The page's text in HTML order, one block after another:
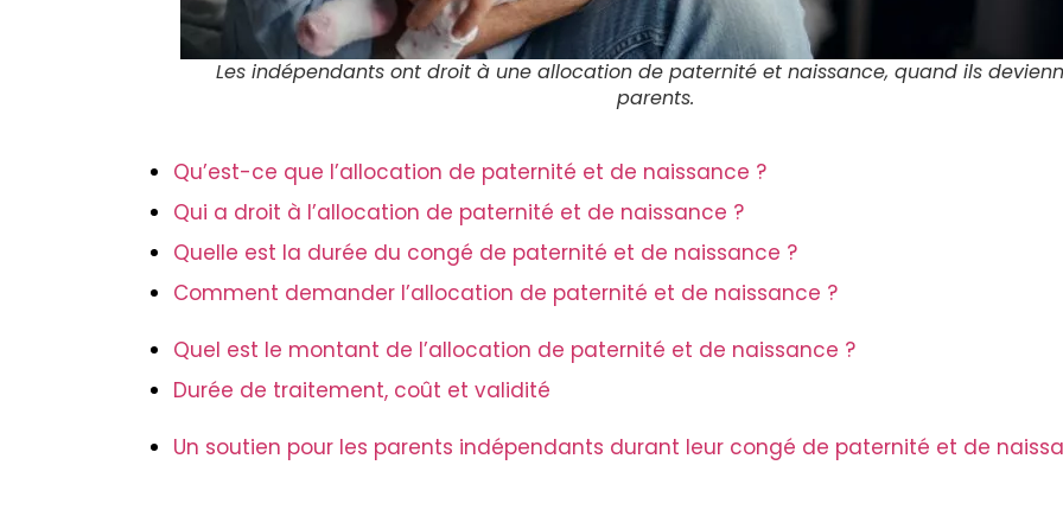
Les indépendants ont droit à une allocation de paternité et naissance, quand ils
parents.
Qu’est-ce que l’allocation de paternité et de naissance ?
Qui a droit à l’allocation de paternité et de naissance ?
Quelle est la durée du congé de paternité et de naissance ?
Comment demander l’allocation de paternité et de naissance ?
Quel est le montant de l’allocation de paternité et de naissance ?
Durée de traitement, coût et validité
Un soutien pour les parents indépendants durant leur congé de paternité et de